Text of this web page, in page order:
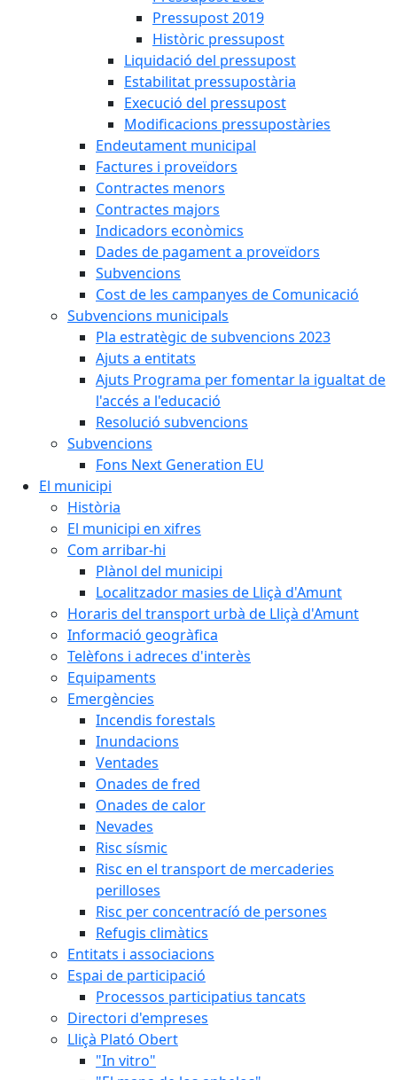
Pressupost 2019
Històric pressupost
Liquidació del pressupost
Estabilitat pressupostària
Execució del pressupost
Modificacions pressupostàries
Endeutament municipal
Factures i proveïdors
Contractes menors
Contractes majors
Indicadors econòmics
Dades de pagament a proveïdors
Subvencions
Cost de les campanyes de Comunicació
Subvencions municipals
Pla estratègic de subvencions 2023
Ajuts a entitats
Ajuts Programa per fomentar la igualtat de
l'accés a l'educació
Resolució subvencions
Subvencions
Fons Next Generation EU
El municipi
Història
El municipi en xifres
Com arribar-hi
Plànol del municipi
Localitzador masies de Lliçà d'Amunt
Horaris del transport urbà de Lliçà d'Amunt
Informació geogràfica
Telèfons i adreces d'interès
Equipaments
Emergències
Incendis forestals
Inundacions
Ventades
Onades de fred
Onades de calor
Nevades
Risc sísmic
Risc en el transport de mercaderies
perilloses
Risc per concentracíó de persones
Refugis climàtics
Entitats i associacions
Espai de participació
Processos participatius tancats
Directori d'empreses
Lliçà Plató Obert
"In vitro"